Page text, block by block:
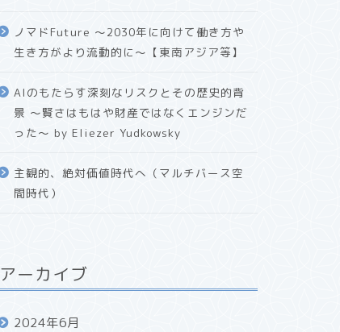
ノマドFuture 〜2030年に向けて働き方や
生き方がより流動的に〜【東南アジア等】
AIのもたらす深刻なリスクとその歴史的背
景 〜賢さはもはや財産ではなくエンジンだ
った〜 by Eliezer Yudkowsky
主観的、絶対価値時代へ（マルチバース空
間時代）
アーカイブ
2024年6月